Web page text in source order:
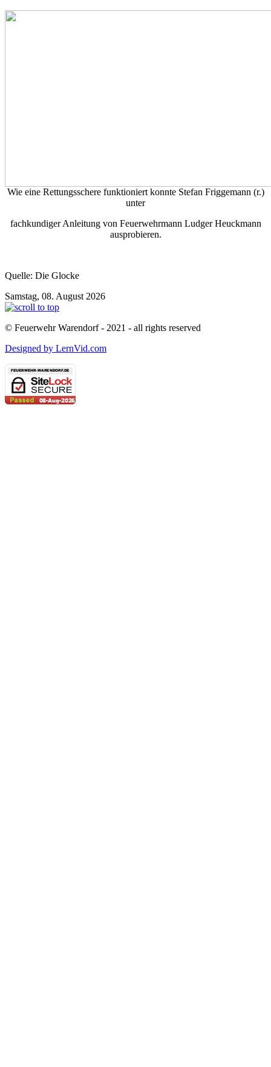
Wie eine Rettungsschere funktioniert konnte Stefan Friggemann (r.)
unter
fachkundiger Anleitung von Feuerwehrmann Ludger Heuckmann
ausprobieren.
Quelle: Die Glocke
Samstag, 08. August 2026
© Feuerwehr Warendorf - 2021 - all rights reserved
Designed by LernVid.com